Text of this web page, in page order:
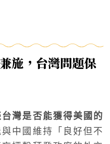
施，台灣問題保
灣是否能獲得美國的
與中國維持「良好但不